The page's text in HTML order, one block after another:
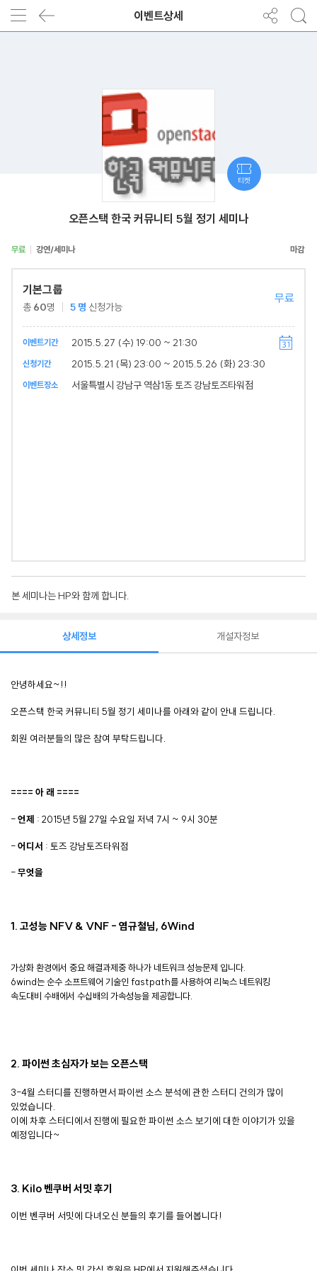
이벤트상세
오픈스택 한국 커뮤니티 5월 정기 세미나
무료 강연/세미나
기본그룹
총 60명 5 명 신청가능
무료
이벤트기간 2015.5.27 (수) 19:00 ~ 21:30
신청기간 2015.5.21 (목) 23:00 ~ 2015.5.26 (화) 23:30
이벤트장소 서울특별시 강남구 역삼1동 토즈 강남토즈타워점
본 세미나는 HP와 함께 합니다.
티켓
상세정보
안녕하세요~!!
오픈스택 한국 커뮤니티 5월 정기 세미나를 아래와 같이 안내 드립니다.
회원 여러분들의 많은 참여 부탁드립니다.
==== 아 래 ====
-언제 : 2015년 5월 27일 수요일 저녁 7시 ~ 9시 30분
-어디서 : 토즈 강남토즈타워점
-무엇을
1. 고성능 NFV & VNF - 염규철님, 6Wind
가상화 환경에서 중요 해결과제중 하나가 네트워크 성능문제 입니다.
6wind는 순수 소프트웨어 기술인 fastpath를 사용하여 리눅스 네트워킹
속도대비 수배에서 수십배의 가속성능을 제공합니다.
2. 파이썬 초심자가 보는 오픈스택
3-4월 스터디를 진행하면서 파이썬 소스 분석에 관한 스터디 건의가 많이
있었습니다.
이에 차후 스터디에서 진행에 필요한 파이썬 소스 보기에 대한 이야기가 있을
예정입니다~
3. Kilo 벤쿠버 서밋 후기
이번 벤쿠버 서밋에 다녀오신 분들의 후기를 들어봅니다!
개설자정보